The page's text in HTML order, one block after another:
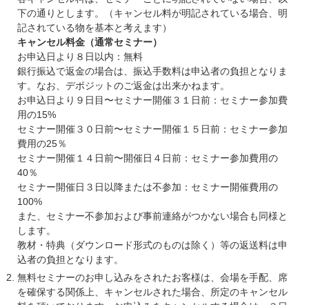
下の通りとします。（キャンセル料が明記されている場合、明
記されている物を基本と考えます）
キャンセル料金（通常セミナー）
お申込日より８日以内：無料
銀行振込で返金の場合は、振込手数料は申込者の負担となりま
す。なお、デポジットのご返金は出来かねます。
お申込日より９日目〜セミナー開催３１日前：セミナー参加費
用の15%
セミナー開催３０日前〜セミナー開催１５日前：セミナー参加
費用の25％
セミナー開催１４日前〜開催日４日前：セミナー参加費用の
40％
セミナー開催日３日以降または不参加：セミナー開催費用の
100%
また、セミナー不参加および事前連絡がつかない場合も同様と
します。
教材・特典（ダウンロード形式のものは除く）等の返送料は申
込者の負担となります。
無料セミナーのお申し込みをされたお客様は、会場を手配、席
を確保する関係上、キャンセルされた場合、所定のキャンセル